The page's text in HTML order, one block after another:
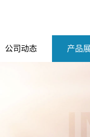
公司动态 产品